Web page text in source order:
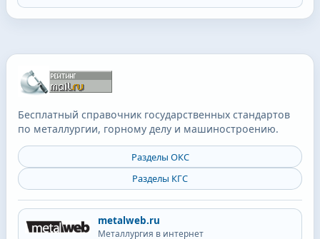
Бесплатный справочник государственных стандартов
по металлургии, горному делу и машиностроению.
Разделы ОКС
Разделы КГС
metalweb.ru
Металлургия в интернет